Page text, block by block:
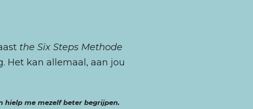
the Six Steps Methode
Het kan allemaal, aan jou
hielp me mezelf beter begrijpen.